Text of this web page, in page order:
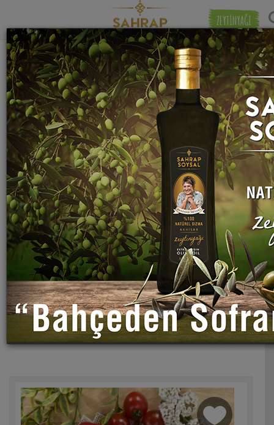
ZEYTİNYAĞI
"domates püresi" etiketiyle eşleşen (17)
tarif bulundu.
Eşleşmeye